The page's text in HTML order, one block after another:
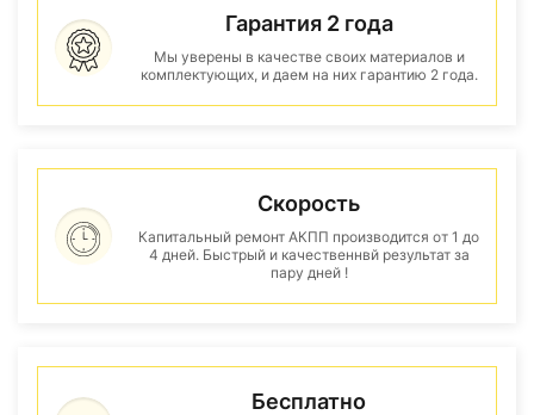
Гарантия 2 года
Мы уверены в качестве своих материалов и
комплектующих, и даем на них гарантию 2 года.
Скорость
Капитальный ремонт АКПП производится от 1 до
4 дней. Быстрый и качественнвй результат за
пару дней !
Бесплатно